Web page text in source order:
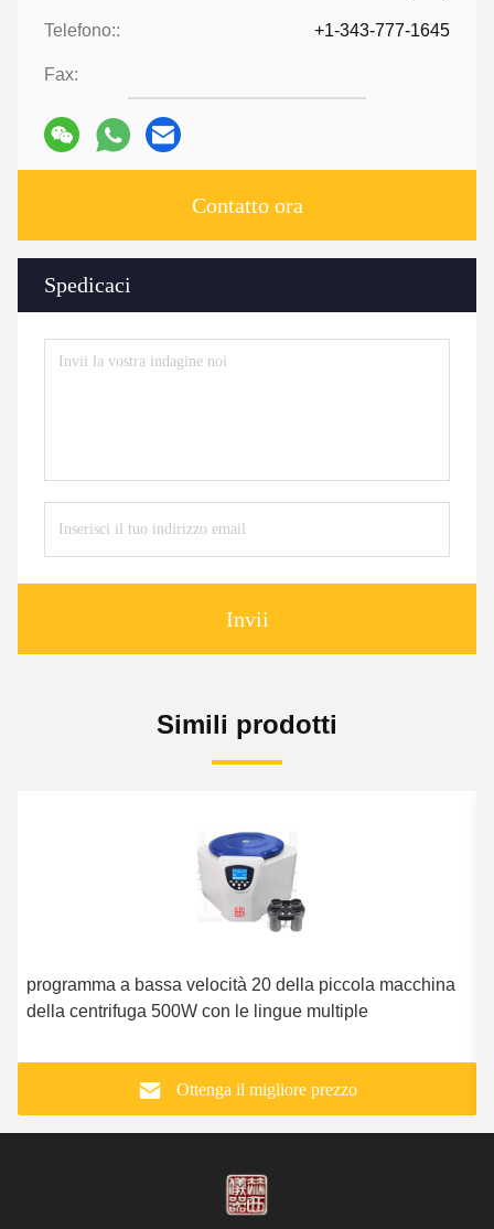
Telefono:: +1-343-777-1645
Fax:
Contatto ora
Spedicaci
Invii
Simili prodotti
programma a bassa velocità 20 della piccola macchina
della centrifuga 500W con le lingue multiple
Ottenga il migliore prezzo